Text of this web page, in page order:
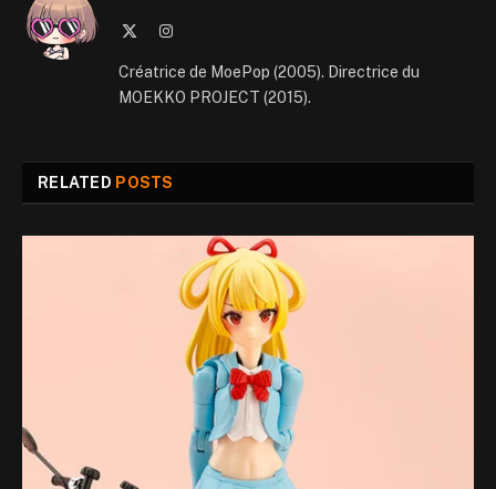
Instagram
Créatrice de MoePop (2005). Directrice du
MOEKKO PROJECT (2015).
RELATED POSTS